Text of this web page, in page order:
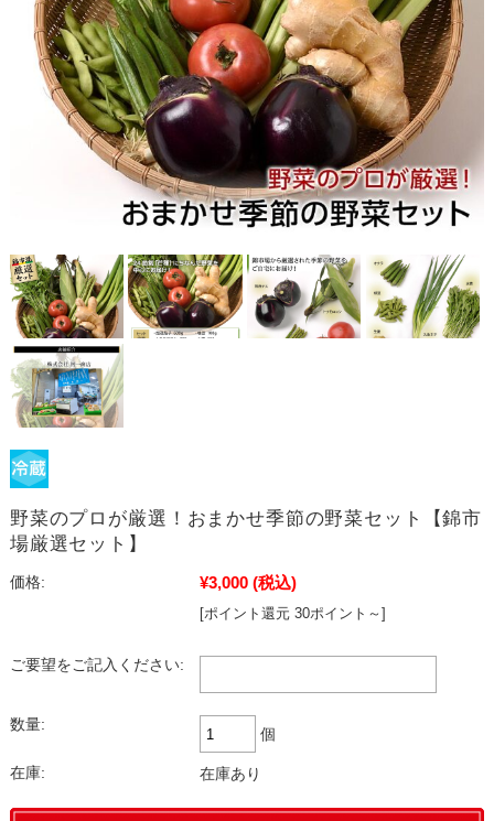
野菜のプロが厳選！おまかせ季節の野菜セット【錦市
場厳選セット】
価格: ¥3,000 (税込)
[ポイント還元 30ポイント～]
ご要望をご記入ください:
数量:
個
在庫: 在庫あり